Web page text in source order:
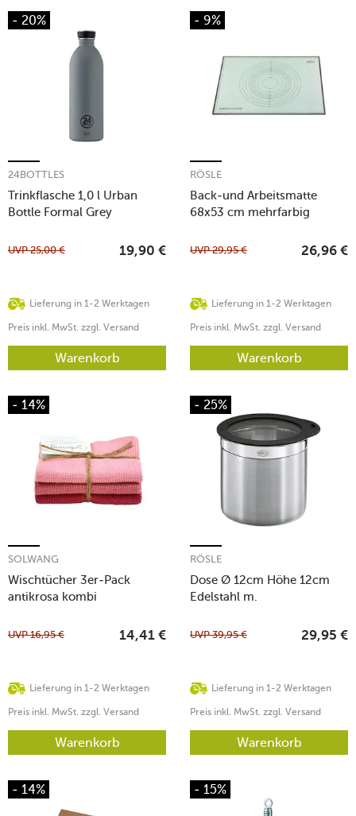
- 20%
Trinkflasche 1,0 l Urban
Bottle Formal Grey
24BOTTLES
Lieferung in 1-2 Werktagen
UVP25,00 € 19,90 €
Preis inkl. MwSt. zzgl. Versand
Warenkorb
- 9%
Back-und Arbeitsmatte
68x53 cm mehrfarbig
RÖSLE
Lieferung in 1-2 Werktagen
UVP29,95 € 26,96 €
Preis inkl. MwSt. zzgl. Versand
Warenkorb
- 14%
Wischtücher 3er-Pack
antikrosa kombi
SOLWANG
Lieferung in 1-2 Werktagen
UVP16,95 € 14,41 €
Preis inkl. MwSt. zzgl. Versand
Warenkorb
- 25%
Dose Ø 12cm Höhe 12cm
Edelstahl m.
RÖSLE
Lieferung in 1-2 Werktagen
UVP39,95 € 29,95 €
Preis inkl. MwSt. zzgl. Versand
Warenkorb
- 14% - 15%